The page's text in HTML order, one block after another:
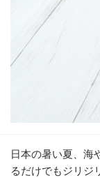
日本の暑い夏、海
るだけでもジリジ